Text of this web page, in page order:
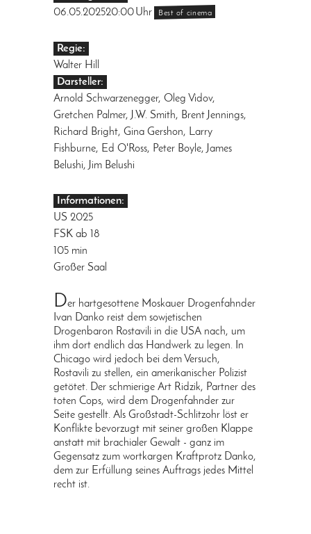
06.05.202520:00Uhr Best of cinema
Regie:
Walter Hill
Darsteller:
Arnold Schwarzenegger, Oleg Vidov,
Gretchen Palmer, J.W. Smith, Brent Jennings,
Richard Bright, Gina Gershon, Larry
Fishburne, Ed O'Ross, Peter Boyle, James
Belushi, Jim Belushi
Informationen:
US 2025
FSK ab 18
105 min
Großer Saal
Der hartgesottene Moskauer Drogenfahnder
Ivan Danko reist dem sowjetischen
Drogenbaron Rostavili in die USA nach, um
ihm dort endlich das Handwerk zu legen. In
Chicago wird jedoch bei dem Versuch,
Rostavili zu stellen, ein amerikanischer Polizist
getötet. Der schmierige Art Ridzik, Partner des
toten Cops, wird dem Drogenfahnder zur
Seite gestellt. Als Großstadt-Schlitzohr löst er
Konflikte bevorzugt mit seiner großen Klappe
anstatt mit brachialer Gewalt - ganz im
Gegensatz zum wortkargen Kraftprotz Danko,
dem zur Erfüllung seines Auftrags jedes Mittel
recht ist.